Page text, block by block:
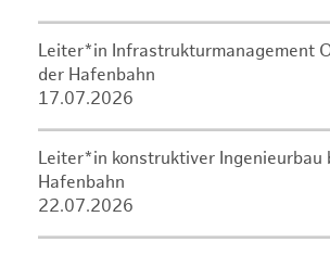
Leiter*in Infrastrukturmanagement
der Hafenbahn
17.07.2026
Leiter*in konstruktiver Ingenieurbau
Hafenbahn
22.07.2026